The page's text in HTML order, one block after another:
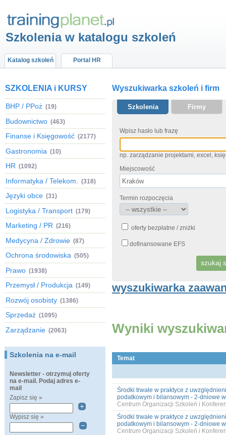
Szkolenia w katalogu szkoleń
Katalog szkoleń Portal HR
SZKOLENIA i KURSY
BHP / PPoż (19)
Budownictwo (463)
Finanse i Księgowość (2177)
Gastronomia (10)
HR (1092)
Informatyka / Telekom. (318)
Języki obce (31)
Logistyka / Transport (179)
Marketing / PR (216)
Medycyna / Zdrowie (87)
Ochrona środowiska (505)
Prawo (1938)
Przemysł / Produkcja (149)
Rozwój osobisty (1386)
Sprzedaż (1095)
Zarządzanie (2063)
Szkolenia na e-mail
Newsletter - otrzymuj oferty
na e-mail. Podaj adres e-
mail
Zapisz się »
Wypisz się »
Wyszukiwarka szkoleń i firm
Szkolenia Firmy
Wpisz hasło lub frazę
np. zarządzanie projektami, excel,
Miejscowość
Termin rozpoczęcia
oferty bezpłatne / zniżki
dofinansowane EFS
wyszukiwarka
Wyniki
Temat
Środki trwałe w praktyce z
podatkowym i bilansowym - 2-dniowe
Centrum Organizacji Szkoleń i
Środki trwałe w praktyce z
podatkowym i bilansowym - 2-dniowe
Centrum Organizacji Szkoleń i